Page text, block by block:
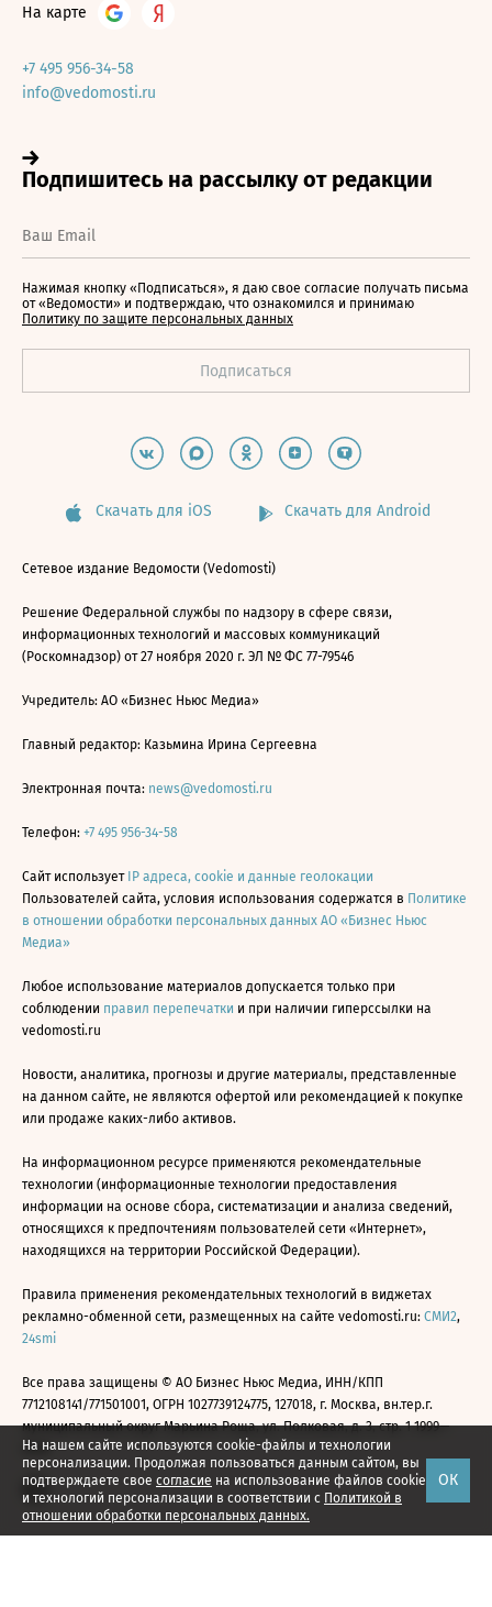
На нашем сайте используются cookie-файлы и технологии
персонализации. Продолжая пользоваться данным сайтом, вы
подтверждаете свое согласие на использование файлов cookie
и технологий персонализации в соответствии с Политикой в
отношении обработки персональных данных.
ОК
На карте
+7 495 956-34-58
info@vedomosti.ru
Нажимая кнопку «Подписаться», я даю свое согласие получать письма
от «Ведомости» и подтверждаю, что ознакомился и принимаю
Политику по защите персональных данных
Скачать для iOS Скачать для Android
Сетевое издание Ведомости (Vedomosti)
Решение Федеральной службы по надзору в сфере связи,
информационных технологий и массовых коммуникаций
(Роскомнадзор) от 27 ноября 2020 г. ЭЛ № ФС 77-79546
Учредитель: АО «Бизнес Ньюс Медиа»
Главный редактор: Казьмина Ирина Сергеевна
Электронная почта: news@vedomosti.ru
Телефон: +7 495 956-34-58
Сайт использует IP адреса, cookie и данные геолокации
Пользователей сайта, условия использования содержатся в Политике
в отношении обработки персональных данных АО «Бизнес Ньюс
Медиа»
Любое использование материалов допускается только при
соблюдении правил перепечатки и при наличии гиперссылки на
vedomosti.ru
Новости, аналитика, прогнозы и другие материалы, представленные
на данном сайте, не являются офертой или рекомендацией к покупке
или продаже каких-либо активов.
На информационном ресурсе применяются рекомендательные
технологии (информационные технологии предоставления
информации на основе сбора, систематизации и анализа сведений,
относящихся к предпочтениям пользователей сети «Интернет»,
находящихся на территории Российской Федерации).
Правила применения рекомендательных технологий в виджетах
рекламно-обменной сети, размещенных на сайте vedomosti.ru: СМИ2,
24smi
Все права защищены © АО Бизнес Ньюс Медиа, ИНН/КПП
7712108141/771501001, ОГРН 1027739124775, 127018, г. Москва, вн.тер.г.
муниципальный округ Марьина Роща, ул. Полковая, д. 3, стр. 1 1999—
2026